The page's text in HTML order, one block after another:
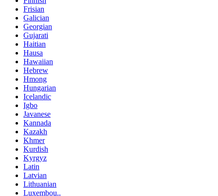
Frisian
Galician
Georgian
Gujarati
Haitian
Hausa
Hawaiian
Hebrew
Hmong
Hungarian
Icelandic
Igbo
Javanese
Kannada
Kazakh
Khmer
Kurdish
Kyrgyz
Latin
Latvian
Lithuanian
Luxembou..